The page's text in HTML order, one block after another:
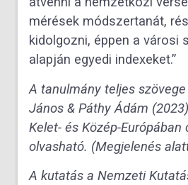
mérések módszertanát,
kidolgozni, éppen a városi
alapján egyedi indexeket.”
A tanulmány teljes
János & Páthy Ádám
Kelet- és Közép-
olvasható. (Megjelenés
A kutatás a Nemzeti